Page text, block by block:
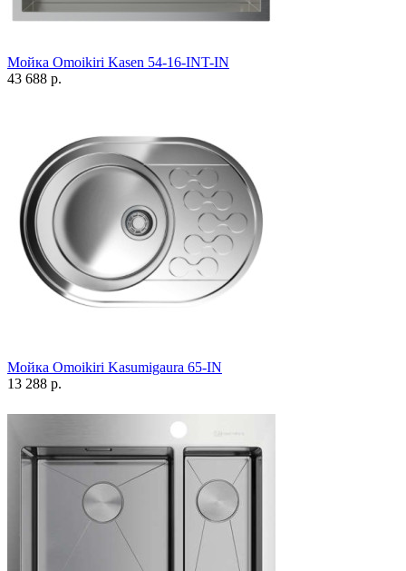
Мойка Omoikiri Kasen 54-16-INT-IN
43 688 р.
Мойка Omoikiri Kasumigaura 65-IN
13 288 р.